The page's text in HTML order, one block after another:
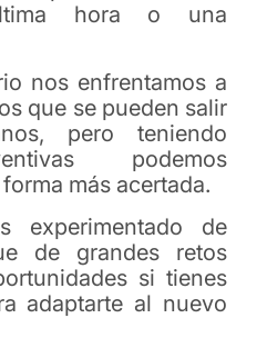
hora o una
nos enfrentamos a
que se pueden salir
pero teniendo
podemos
más acertada.
experimentado de
de grandes retos
si tienes
adaptarte al nuevo